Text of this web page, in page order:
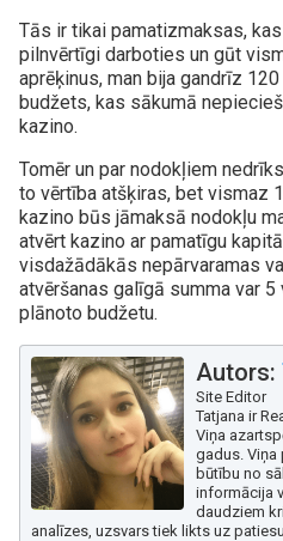
Tās ir tikai pamatizmaksas,
pilnvērtīgi darboties un gūt
aprēķinus, man bija gandrīz
budžets, kas sākumā
kazino.
Tomēr un par nodokļiem
to vērtība atšķiras, bet vismaz
kazino būs jāmaksā nodokļu
atvērt kazino ar pamatīgu
visdažādākās nepārvaramas
atvēršanas galīgā summa var
plānoto budžetu.
Autors:
Site Editor
Tatjana ir
Viņa
gadus. Viņa
būtību no
informācija
daudziem
analīzes, uzsvars tiek likts uz